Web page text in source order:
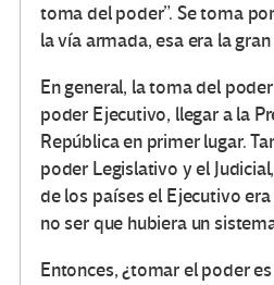
toma del poder”. Se toma
la vía armada, esa era la
En general, la toma del
poder Ejecutivo, llegar a la
República en primer lugar.
poder Legislativo y el
de los países el Ejecutivo
no ser que hubiera un
Entonces, ¿tomar el poder